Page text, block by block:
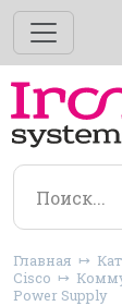
Главная
Cisco
Power Supply